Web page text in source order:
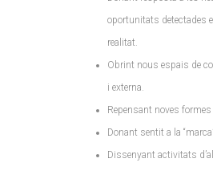
oportunitats detectades
realitat.
Obrint nous espais de
i externa.
Repensant noves formes
Donant sentit a la
Dissenyant activitats